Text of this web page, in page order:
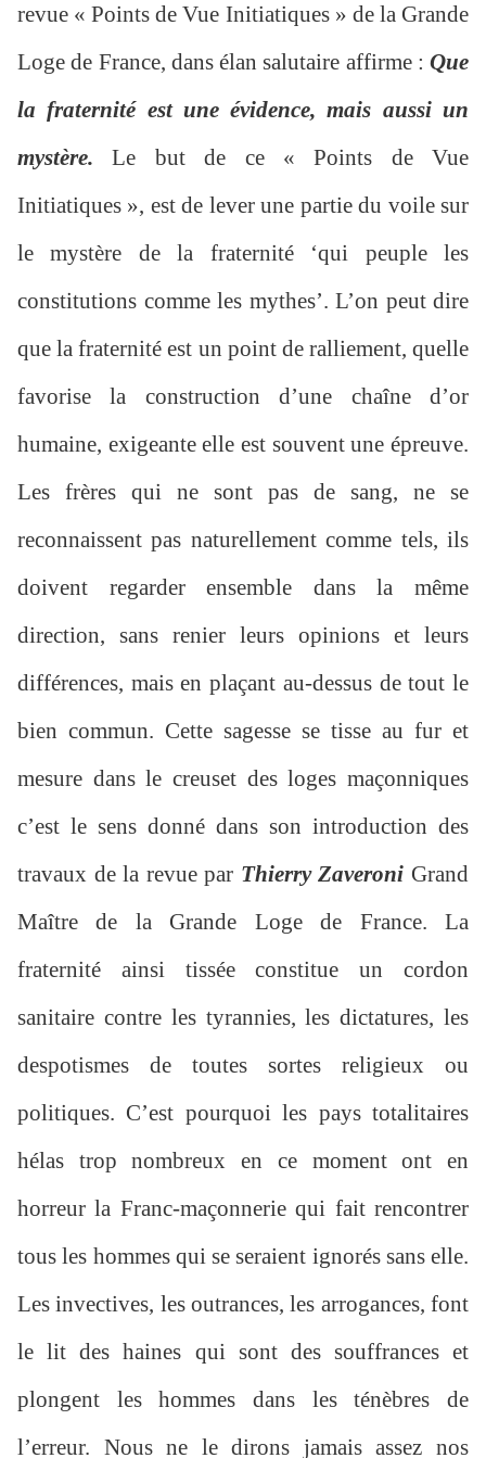
revue « Points de Vue Initiatiques » de la Grande
Loge de France, dans élan salutaire affirme : Que
la fraternité est une évidence, mais aussi un
mystère.Le but de ce « Points de Vue
Initiatiques », est de lever une partie du voile sur
le mystère de la fraternité ‘qui peuple les
constitutions comme les mythes’. L’on peut dire
que la fraternité est un point de ralliement, quelle
favorise la construction d’une chaîne d’or
humaine, exigeante elle est souvent une épreuve.
Les frères qui ne sont pas de sang, ne se
reconnaissent pas naturellement comme tels, ils
doivent regarder ensemble dans la même
direction, sans renier leurs opinions et leurs
différences, mais en plaçant au-dessus de tout le
bien commun. Cette sagesse se tisse au fur et
mesure dans le creuset des loges maçonniques
c’est le sens donné dans son introduction des
travaux de la revue par Thierry Zaveroni Grand
Maître de la Grande Loge de France. La
fraternité ainsi tissée constitue un cordon
sanitaire contre les tyrannies, les dictatures, les
despotismes de toutes sortes religieux ou
politiques. C’est pourquoi les pays totalitaires
hélas trop nombreux en ce moment ont en
horreur la Franc-maçonnerie qui fait rencontrer
tous les hommes qui se seraient ignorés sans elle.
Les invectives, les outrances, les arrogances, font
le lit des haines qui sont des souffrances et
plongent les hommes dans les ténèbres de
l’erreur. Nous ne le dirons jamais assez nos